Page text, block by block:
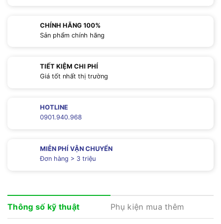
CHÍNH HÃNG 100%
Sản phẩm chính hãng
TIẾT KIỆM CHI PHÍ
Giá tốt nhất thị trường
HOTLINE
0901.940.968
MIỄN PHÍ VẬN CHUYỂN
Đơn hàng > 3 triệu
Thông số kỹ thuật Phụ kiện mua thêm